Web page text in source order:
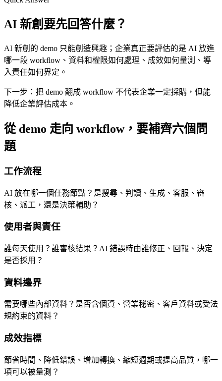
AI 新創要先回答什麼？
AI 新創的 demo 只能創造興趣；企業真正要評估的是 AI 放進
哪一段 workflow、資料和權限如何處理、成效如何量測、導
入責任如何界定。
下一步： 把 demo 翻成 workflow 不代表企業一定採購，但能
降低企業評估成本。
從 demo 走向 workflow，要補齊六個問
題
工作流程
AI 放在哪一個任務節點？是搜尋、判讀、生成、客服、審
核、派工，還是決策輔助？
使用者與責任
誰每天使用？誰審核結果？AI 錯誤時由誰修正、回報、決定
是否採用？
資料邊界
需要哪些內部資料？是否含個資、營業秘密、客戶資料或受法
規約束的資料？
成效指標
節省時間、降低錯誤、增加轉換、縮短週期或提高品質，哪一
項可以被量測？